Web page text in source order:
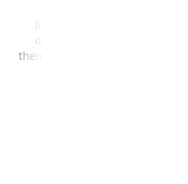
Imprimante thermique
directe ou de transfert
thermique pour imprimer des